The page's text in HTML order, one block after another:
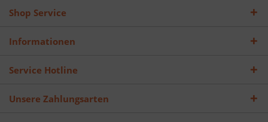
Shop Service
Informationen
Service Hotline
Unsere Zahlungsarten